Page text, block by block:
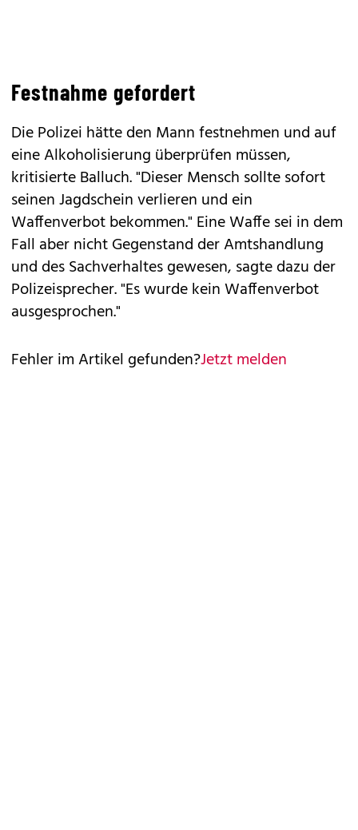
Festnahme gefordert
Die Polizei hätte den Mann festnehmen und auf
eine Alkoholisierung überprüfen müssen,
kritisierte Balluch. "Dieser Mensch sollte sofort
seinen Jagdschein verlieren und ein
Waffenverbot bekommen." Eine Waffe sei in dem
Fall aber nicht Gegenstand der Amtshandlung
und des Sachverhaltes gewesen, sagte dazu der
Polizeisprecher. "Es wurde kein Waffenverbot
ausgesprochen."
Fehler im Artikel gefunden?Jetzt melden